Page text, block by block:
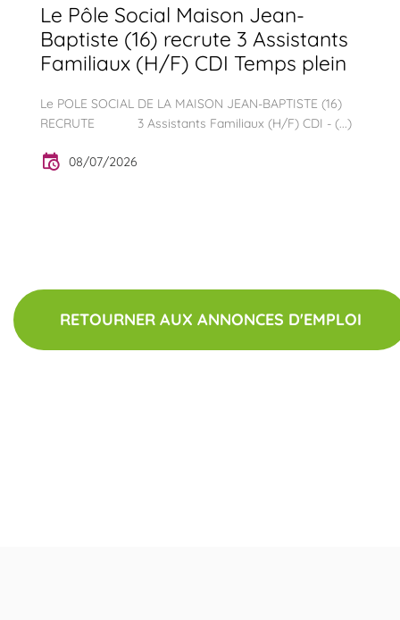
Le Pôle Social Maison Jean-
Baptiste (16) recrute 3 Assistants
Familiaux (H/F) CDI Temps plein
Le POLE SOCIAL DE LA MAISON JEAN-BAPTISTE (16)
RECRUTE 3 Assistants Familiaux (H/F) CDI - (...)
08/07/2026
RETOURNER AUX ANNONCES D'EMPLOI